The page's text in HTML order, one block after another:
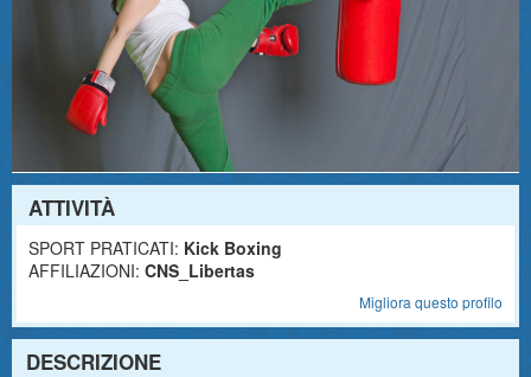
ATTIVITÀ
SPORT PRATICATI: Kick Boxing
AFFILIAZIONI: CNS_Libertas
Migliora questo profilo
DESCRIZIONE